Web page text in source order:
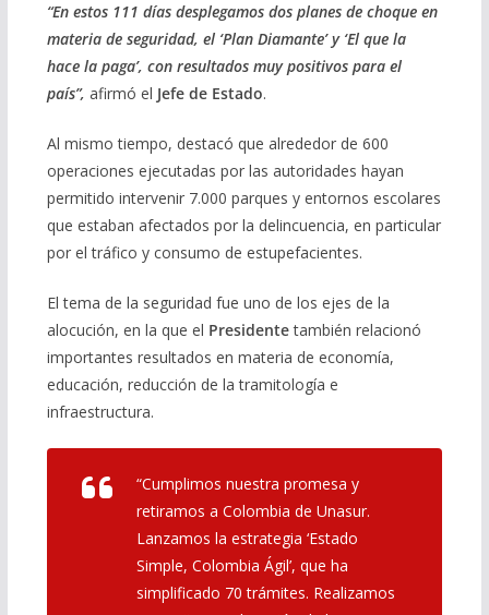
“En estos 111 días desplegamos dos planes de choque en
materia de seguridad, el ‘Plan Diamante’ y ‘El que la
hace la paga’, con resultados muy positivos para el
país”, afirmó el Jefe de Estado.
Al mismo tiempo, destacó que alrededor de 600
operaciones ejecutadas por las autoridades hayan
permitido intervenir 7.000 parques y entornos escolares
que estaban afectados por la delincuencia, en particular
por el tráfico y consumo de estupefacientes.
El tema de la seguridad fue uno de los ejes de la
alocución, en la que el Presidentetambién relacionó
importantes resultados en materia de economía,
educación, reducción de la tramitología e
infraestructura.
“Cumplimos nuestra promesa y
retiramos a Colombia de Unasur.
Lanzamos la estrategia ‘Estado
Simple, Colombia Ágil’, que ha
simplificado 70 trámites. Realizamos